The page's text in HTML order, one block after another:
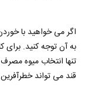
اگر می خواهید با
به آن توجه کنید.
تنها انتخاب میوه
قند می تواند